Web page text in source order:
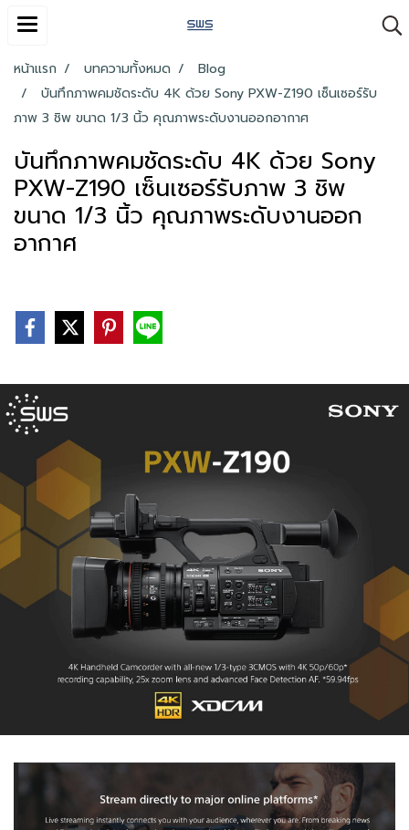
หน้าแรก บทความทั้งหมด
Blog
บันทึกภาพคมชัดระดับ 4K ด้วย Sony PXW-Z190 เซ็นเซอร์รับ
ภาพ 3 ชิพ ขนาด 1/3 นิ้ว คุณภาพระดับงานออกอากาศ
บันทึกภาพคมชัดระดับ 4K ด้วย Sony
PXW-Z190 เซ็นเซอร์รับภาพ 3 ชิพ
ขนาด 1/3 นิ้ว คุณภาพระดับงานออก
อากาศ